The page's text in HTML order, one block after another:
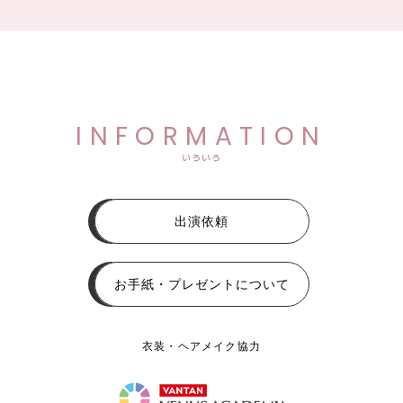
INFORMATION
いろいろ
出演依頼
お手紙・プレゼントについて
衣装・ヘアメイク協力